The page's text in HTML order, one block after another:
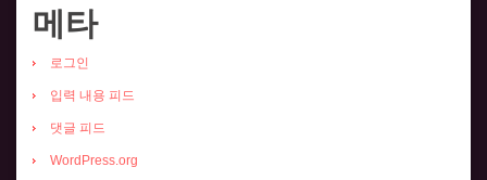
메타
로그인
입력 내용 피드
댓글 피드
WordPress.org